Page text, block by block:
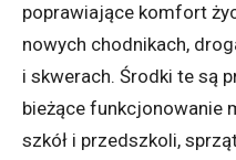
poprawiające komfort
nowych chodnikach,
i skwerach. Środki te są
bieżące funkcjonowanie
szkół i przedszkoli,